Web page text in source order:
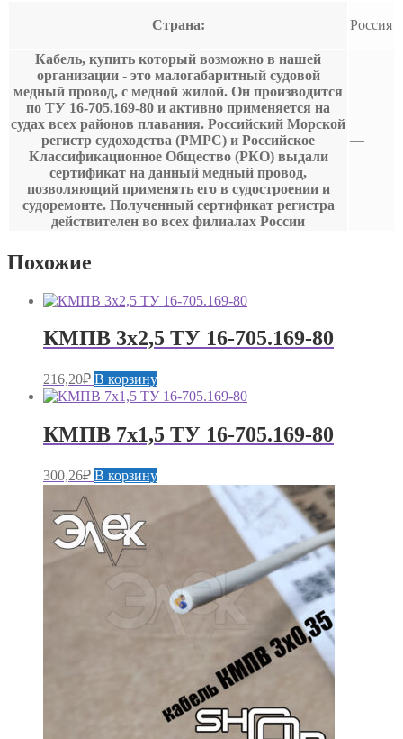
Страна: Россия
Кабель, купить который возможно в нашей
организации - это малогабаритный судовой
медный провод, с медной жилой. Он производится
по ТУ 16-705.169-80 и активно применяется на
судах всех районов плавания. Российский Морской
регистр судоходства (РМРС) и Российское
Классификационное Общество (РКО) выдали
сертификат на данный медный провод,
позволяющий применять его в судостроении и
судоремонте. Полученный сертификат регистра
действителен во всех филиалах России
—
Похожие
КМПВ 3х2,5 ТУ 16-705.169-80
216,20₽ В корзину
КМПВ 7х1,5 ТУ 16-705.169-80
300,26₽ В корзину